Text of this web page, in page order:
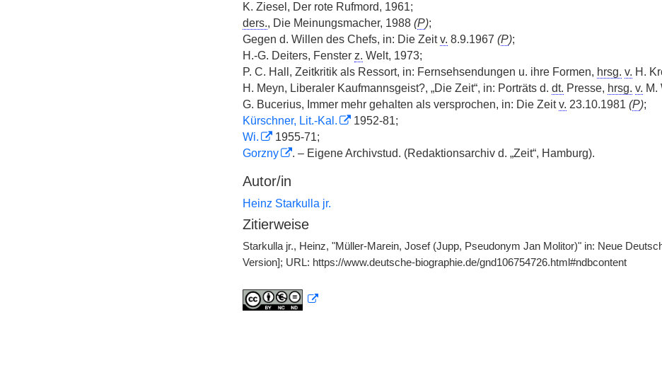
K. Ziesel, Der rote Rufmord, 1961;
ders., Die Meinungsmacher, 1988 (P);
Gegen d. Willen des Chefs, in: Die Zeitv. 8.9.1967 (P);
H.-G. Deiters, Fenster z. Welt, 1973;
P. C. Hall, Zeitkritik als Ressort, in: Fernsehsendungen u. ihre Formen, hrsg. v. H.
H. Meyn, Liberaler Kaufmannsgeist?, „Die Zeit“, in: Porträts d. dt. Presse, hrsg. v. M.
G. Bucerius, Immer mehr gehalten als versprochen, in: Die Zeitv. 23.10.1981 (P);
Kürschner, Lit.-Kal.
1952-81;
Wi.
1955-71;
Gorzny
. – Eigene Archivstud. (Redaktionsarchiv d. „Zeit“, Hamburg).
Autor/in
Heinz Starkulla jr.
Zitierweise
Starkulla jr., Heinz, "Müller-Marein, Josef (Jupp, Pseudonym Jan Molitor)" in: Neue
Version]; URL: https://www.deutsche-biographie.de/gnd106754726.html#ndbcontent